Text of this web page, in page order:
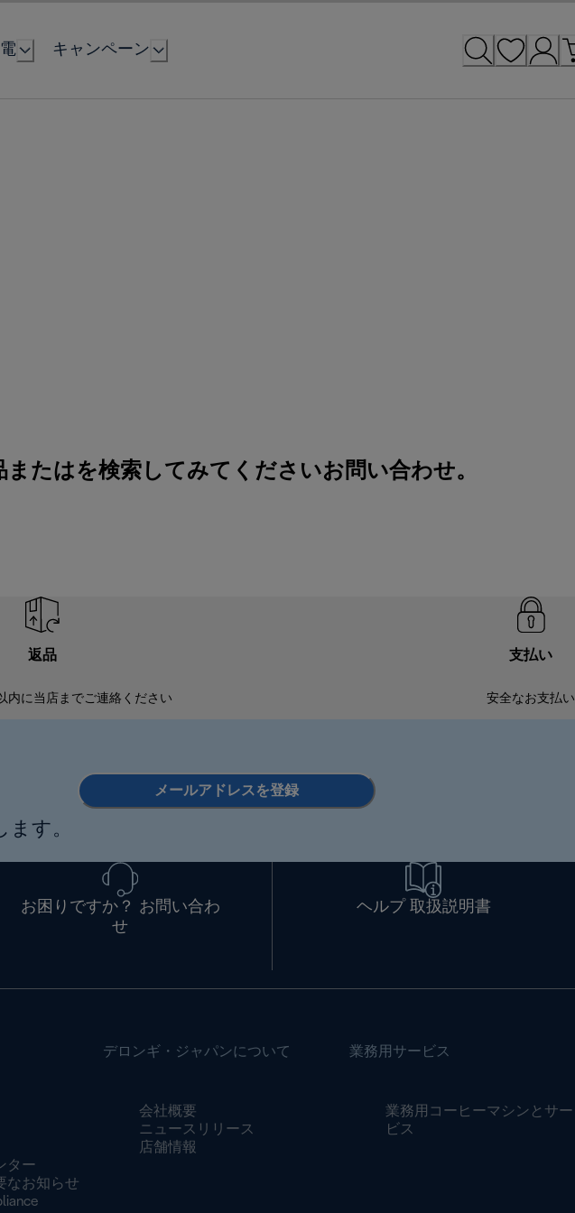
キャンペーン
たはを検索してみてくださいお問い合わせ。
返品
内に当店までご連絡ください
支払い
安全なお支払い
す。
メールアドレスを登録
お困りですか？ お問い合わ
せ
ヘルプ 取扱説明書
ター
なお知らせ
デロンギ・ジャパンについて
会社概要
ニュースリリース
店舗情報
業務用サービス
業務用コーヒーマシンとサー
ビス